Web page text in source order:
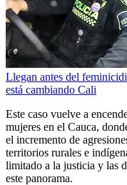
Llegan antes del
está cambiando Cali
Este caso vuelve a
mujeres en el Cauca,
el incremento de
territorios rurales e
limitado a la justicia y las
este panorama.